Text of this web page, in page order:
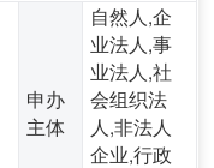
申办
主体
自然人,企
业法人,事
业法人,社
会组织法
人,非法人
企业,行政